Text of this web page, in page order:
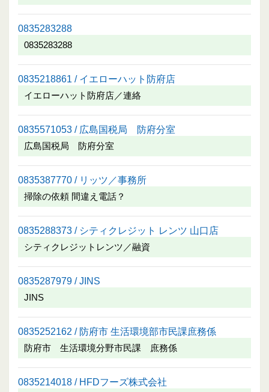
0835283288
0835283288
0835218861 / イエローハット防府店
イエローハット防府店／連絡
0835571053 / 広島国税局 防府分室
広島国税局 防府分室
0835387770 / リッツ／事務所
掃除の依頼 間違え電話？
0835288373 / シティクレジット レンツ 山口店
シティクレジットレンツ／融資
0835287979 / JINS
JINS
0835252162 / 防府市 生活環境部市民課庶務係
防府市 生活環境分野市民課 庶務係
0835214018 / HFDフーズ株式会社